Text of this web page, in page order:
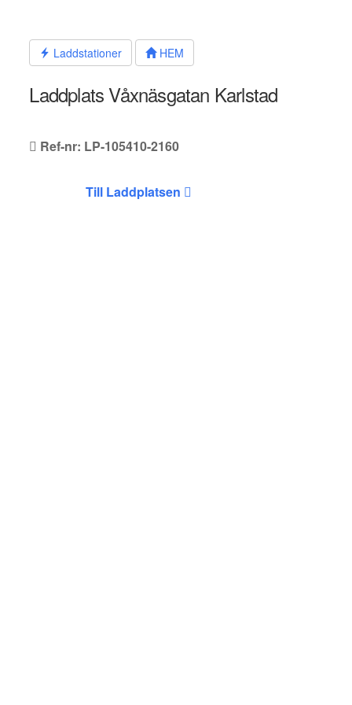
innehållet Laddstationer HEM
Laddplats Våxnäsgatan Karlstad
Ref-nr: LP-105410-2160
Till Laddplatsen